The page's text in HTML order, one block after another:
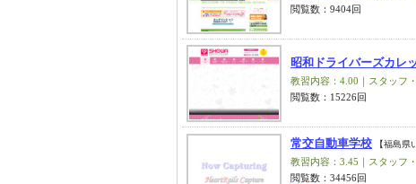
閲覧数：9404回
昭和ドライバーズカレ
教習内容：4.00｜スタッフ
閲覧数：15226回
常交自動車学校 【福島県
教習内容：3.45｜スタッフ
閲覧数：34456回